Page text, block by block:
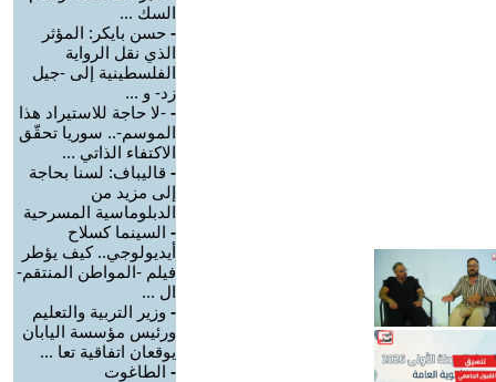
السك ...
- حسن بايكر: المؤثر
الذي نقل الرواية
الفلسطينية إلى -جيل
زد- و ...
- -لا حاجة للاستيراد هذا
الموسم-.. سوريا تحقّق
الاكتفاء الذاتي ...
- قاليباف: لسنا بحاجة
إلى مزيد من
الدبلوماسية المسرحية
- السينما كسلاح
أيديولوجي.. كيف يؤطر
فيلم -المواطن المنتقم-
ال ...
- وزير التربية والتعليم
ورئيس مؤسسة اليابان
يوقعان اتفاقية تعا ...
- الطاغوت